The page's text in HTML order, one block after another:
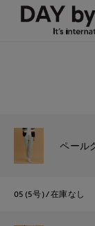
ペール
05(5号) 在庫なし